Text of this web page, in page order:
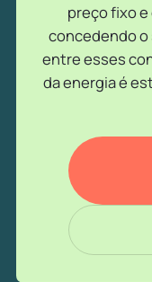
preço fixo
concedendo o
entre esses
da energia é